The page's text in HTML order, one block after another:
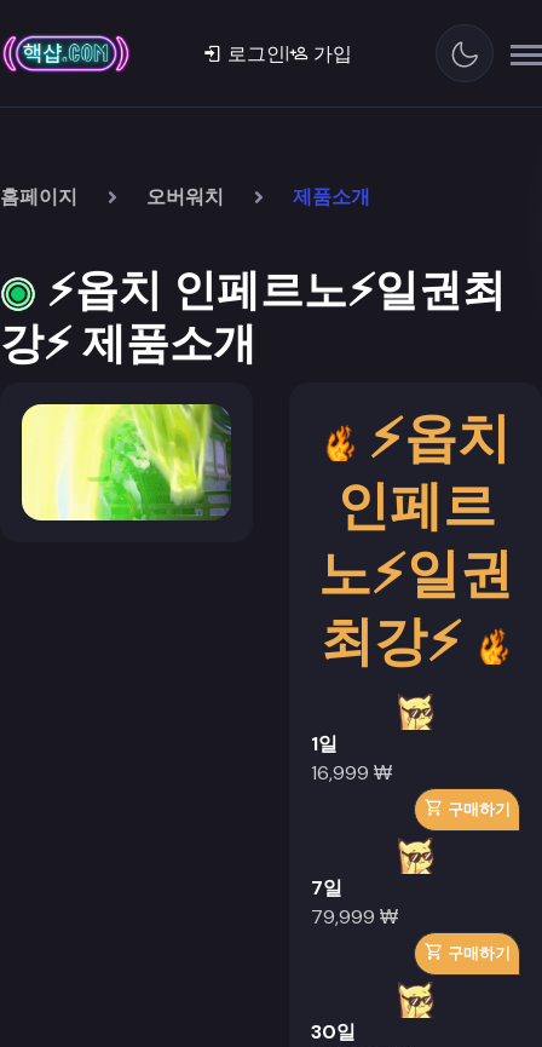
로그인| 가입
홈페이지 오버워치 제품소개
⚡옵치 인페르노⚡일권최
강⚡ 제품소개
⚡옵치
인페르
노⚡일권
최강⚡
1일
16,999 ₩
구매하기
7일
79,999 ₩
구매하기
30일